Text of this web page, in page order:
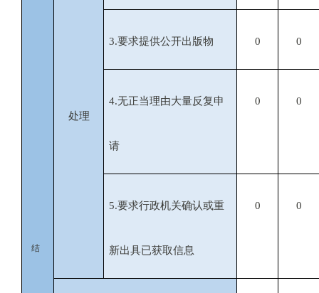
处理
3.要求提供公开出版物 0 0
4.无正当理由大量反复申
请
0 0
5.要求行政机关确认或重
新出具已获取信息
0 0
结